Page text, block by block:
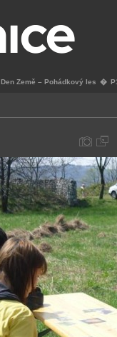
Den Země – Pohádkový les �